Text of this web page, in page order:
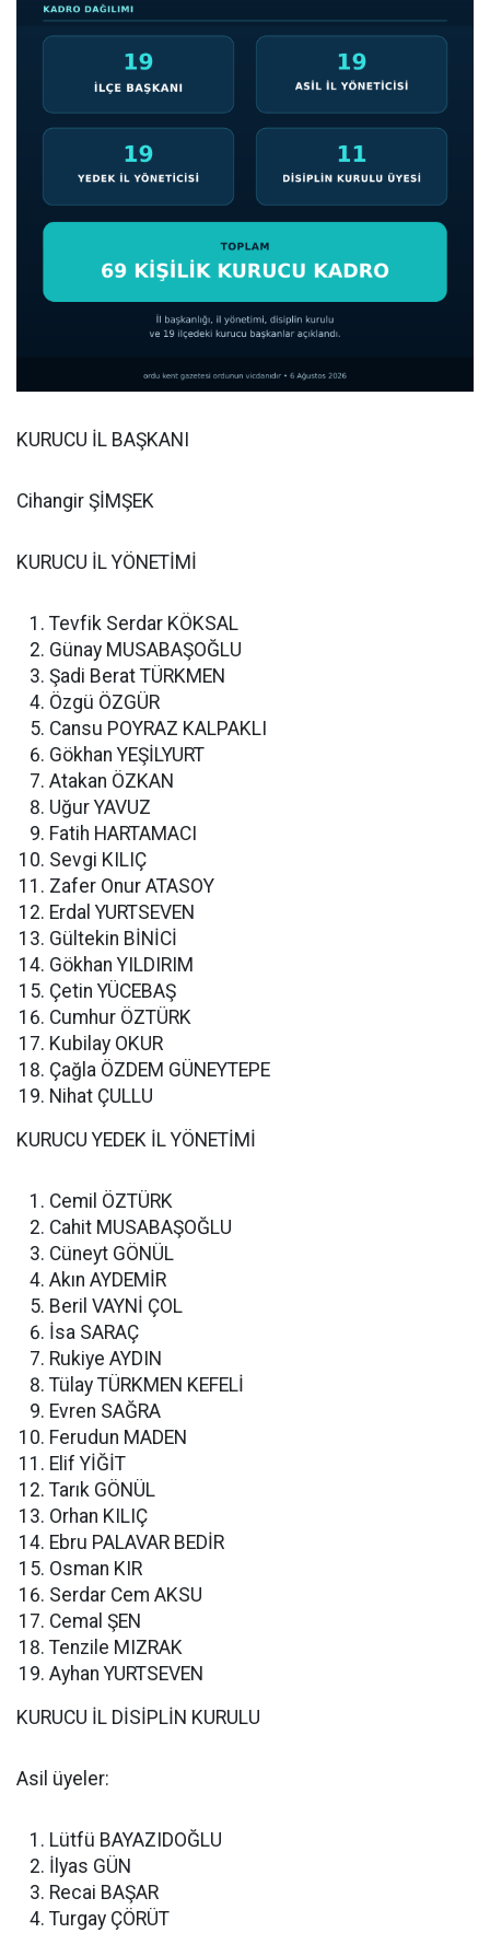
KURUCU İL BAŞKANI
Cihangir ŞİMŞEK
KURUCU İL YÖNETİMİ
Tevfik Serdar KÖKSAL
Günay MUSABAŞOĞLU
Şadi Berat TÜRKMEN
Özgü ÖZGÜR
Cansu POYRAZ KALPAKLI
Gökhan YEŞİLYURT
Atakan ÖZKAN
Uğur YAVUZ
Fatih HARTAMACI
Sevgi KILIÇ
Zafer Onur ATASOY
Erdal YURTSEVEN
Gültekin BİNİCİ
Gökhan YILDIRIM
Çetin YÜCEBAŞ
Cumhur ÖZTÜRK
Kubilay OKUR
Çağla ÖZDEM GÜNEYTEPE
Nihat ÇULLU
KURUCU YEDEK İL YÖNETİMİ
Cemil ÖZTÜRK
Cahit MUSABAŞOĞLU
Cüneyt GÖNÜL
Akın AYDEMİR
Beril VAYNİ ÇOL
İsa SARAÇ
Rukiye AYDIN
Tülay TÜRKMEN KEFELİ
Evren SAĞRA
Ferudun MADEN
Elif YİĞİT
Tarık GÖNÜL
Orhan KILIÇ
Ebru PALAVAR BEDİR
Osman KIR
Serdar Cem AKSU
Cemal ŞEN
Tenzile MIZRAK
Ayhan YURTSEVEN
KURUCU İL DİSİPLİN KURULU
Asil üyeler:
Lütfü BAYAZIDOĞLU
İlyas GÜN
Recai BAŞAR
Turgay ÇÖRÜT